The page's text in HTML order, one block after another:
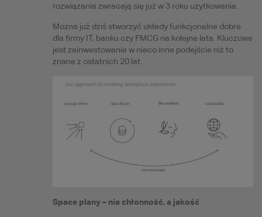
rozwiązania zwracają się już w 3 roku użytkowania.
Można już dziś stworzyć układy funkcjonalne dobre
dla firmy IT, banku czy FMCG na kolejne lata. Kluczowe
jest zainwestowanie w nieco inne podejście niż to
znane z ostatnich 20 lat.
Space plany – nie chłonność, a jakość